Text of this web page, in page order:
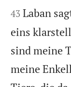


43 Laban
eins
sind meine
meine